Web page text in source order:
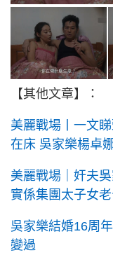
【其他文章】：
美麗戰場丨一文
在床 吳家樂楊卓
美麗戰場｜奸夫
實係集團太子女
吳家樂結婚16周
變過